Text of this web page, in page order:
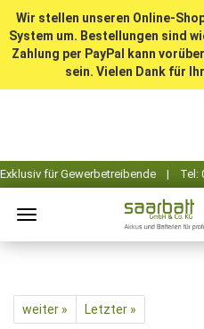
Wir stellen unseren Online-
System um. Bestellungen sind
Zahlung per PayPal kann
sein. Vielen Dank für
weiter »
Letzter »